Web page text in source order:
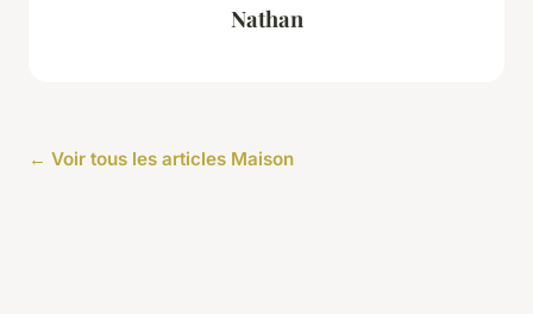
Nathan
← Voir tous les articles Maison